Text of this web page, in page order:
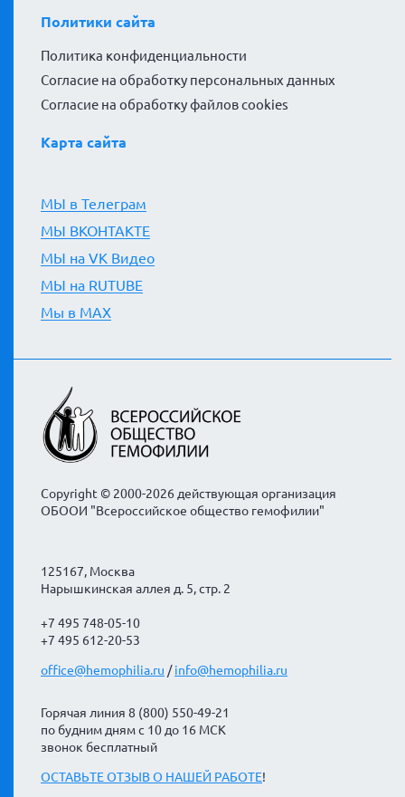
Политики сайта
Политика конфиденциальности
Согласие на обработку персональных данных
Согласие на обработку файлов cookies
Карта сайта
МЫ в Телеграм
МЫ ВКОНТАКТЕ
МЫ на VK Видео
МЫ на RUTUBE
Мы в MAX
Copyright © 2000-2026 действующая организация
ОБООИ "Всероссийское общество гемофилии"
125167, Москва
Нарышкинская аллея д. 5, стр. 2
+7 495 748-05-10
+7 495 612-20-53
office@hemophilia.ru /info@hemophilia.ru
Горячая линия 8 (800) 550-49-21
по будним дням с 10 до 16 МСК
звонок бесплатный
ОСТАВЬТЕ ОТЗЫВ О НАШЕЙ РАБОТЕ!